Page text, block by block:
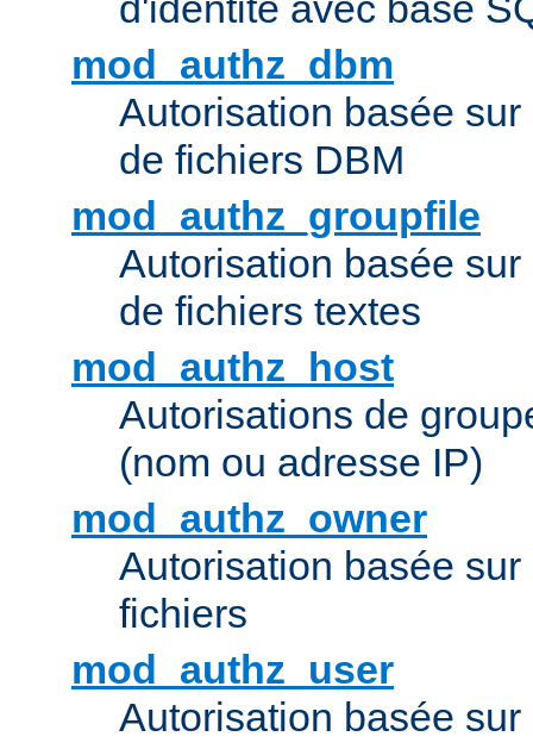
mod_authz_dbm
Autorisation basée
de fichiers DBM
mod_authz_groupfile
Autorisation basée
de fichiers textes
mod_authz_host
Autorisations de
(nom ou adresse IP)
mod_authz_owner
Autorisation basée
fichiers
mod_authz_user
Autorisation basée